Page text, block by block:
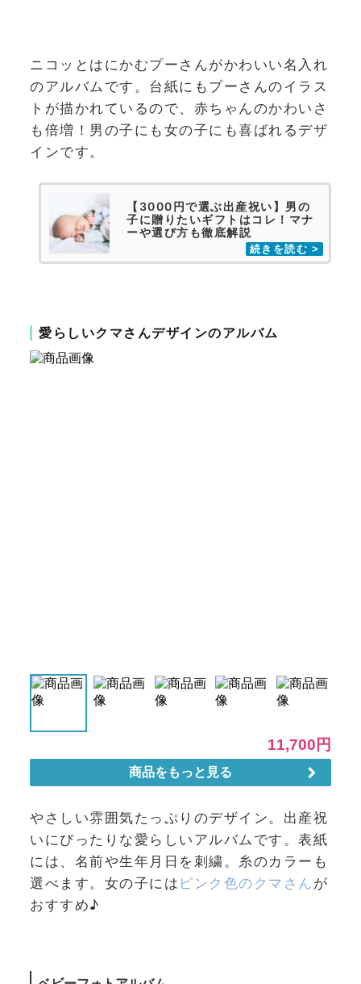
ニコッとはにかむプーさんがかわいい名入れ
のアルバムです。台紙にもプーさんのイラス
トが描かれているので、赤ちゃんのかわいさ
も倍増！男の子にも女の子にも喜ばれるデザ
インです。
【3000円で選ぶ出産祝い】男の
子に贈りたいギフトはコレ！マナ
ーや選び方も徹底解説
愛らしいクマさんデザインのアルバム
やさしい雰囲気たっぷりのデザイン。出産祝
いにぴったりな愛らしいアルバムです。表紙
には、名前や生年月日を刺繍。糸のカラーも
選べます。女の子には ピンク色のクマさん が
おすすめ♪